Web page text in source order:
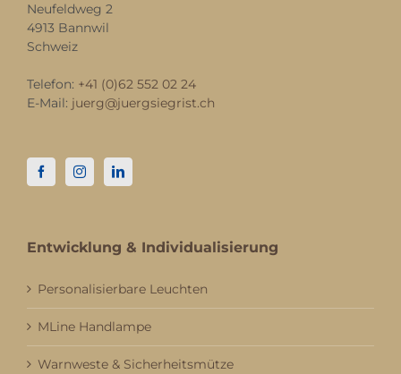
Neufeldweg 2
4913 Bannwil
Schweiz
Telefon: +41 (0)62 552 02 24
E-Mail: juerg@juergsiegrist.ch
Entwicklung & Individualisierung
Personalisierbare Leuchten
MLine Handlampe
Warnweste & Sicherheitsmütze